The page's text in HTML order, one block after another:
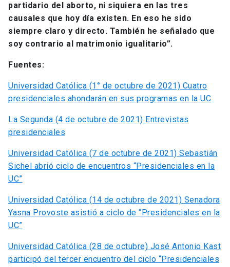
partidario del aborto, ni siquiera en las tres
causales que hoy día existen. En eso he sido
siempre claro y directo. También he señalado que
soy contrario al matrimonio igualitario”.
Fuentes:
Universidad Católica (1° de octubre de 2021) Cuatro
presidenciales ahondarán en sus programas en la UC
La Segunda (4 de octubre de 2021) Entrevistas
presidenciales
Universidad Católica (7 de octubre de 2021) Sebastián
Sichel abrió ciclo de encuentros “Presidenciales en la
UC”
Universidad Católica (14 de octubre de 2021) Senadora
Yasna Provoste asistió a ciclo de “Presidenciales en la
UC”
Universidad Católica (28 de octubre) José Antonio Kast
participó del tercer encuentro del ciclo “Presidenciales